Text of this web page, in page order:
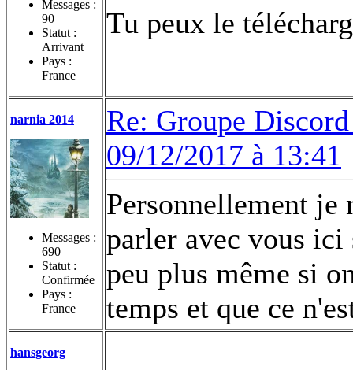
Messages :
90
Statut :
Arrivant
Pays :
France
Tu peux le
narnia 2014
Messages :
690
Statut :
Confirmée
Pays :
France
Re: Groupe
09/12/2017 à 13:41
Personnellement je
parler avec vous
peu plus même si
temps et que ce
hansgeorg